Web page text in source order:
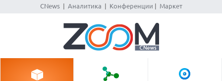
CNews| Аналитика Конференции Маркет